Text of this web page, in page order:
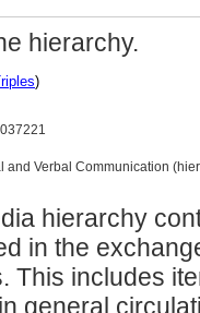
hierarchy.
)
and Verbal Communication
hierarchy
in the
This includes
general